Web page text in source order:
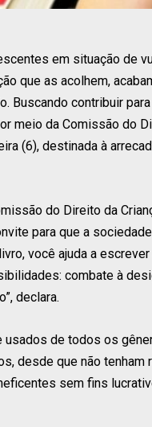
em situação de
que as acolhem,
Buscando contribuir
meio da Comissão do
(6), destinada à
do Direito da
para que a
você ajuda a
combate à
declara.
de todos os
desde que não
sem fins